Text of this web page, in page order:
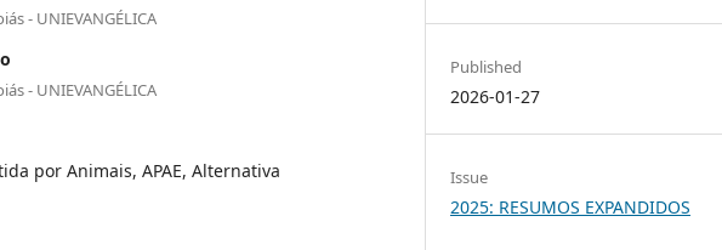
- UNIEVANGÉLICA
- UNIEVANGÉLICA
por Animais, APAE, Alternativa
Published
2026-01-27
Issue
2025: RESUMOS EXPANDIDOS